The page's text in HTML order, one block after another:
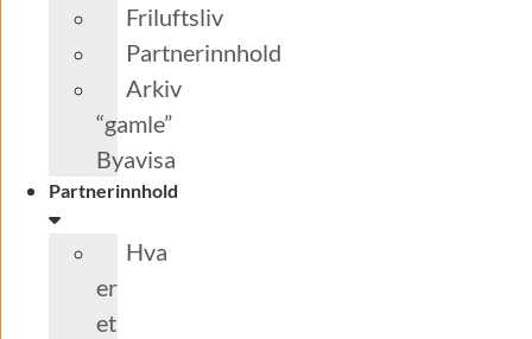
Friluftsliv
Partnerinnhold
Arkiv
“gamle”
Byavisa
Partnerinnhold
Hva
er
et